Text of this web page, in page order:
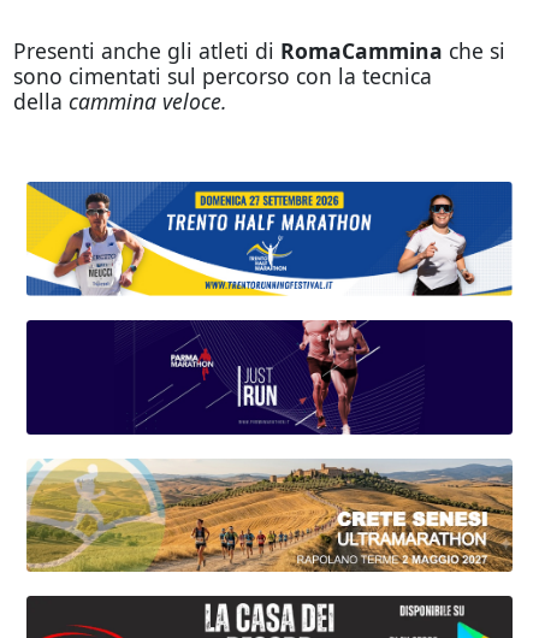
Presenti anche gli atleti di RomaCammina che si
sono cimentati sul percorso con la tecnica
della cammina veloce.